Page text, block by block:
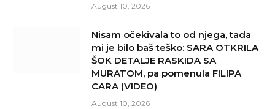
August 10, 2026
Nisam očekivala to od njega, tada
mi je bilo baš teško: SARA OTKRILA
ŠOK DETALJE RASKIDA SA
MURATOM, pa pomenula FILIPA
CARA (VIDEO)
August 10, 2026